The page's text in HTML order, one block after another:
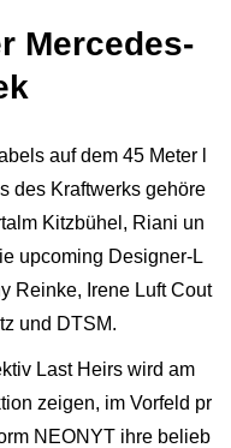
Mercedes-
auf dem 45 Meter l
des Kraftwerks gehöre
Kitzbühel, Riani un
upcoming Designer-L
Reinke, Irene Luft Cout
und DTSM.
Last Heirs wird am
zeigen, im Vorfeld pr
NEONYT ihre belieb